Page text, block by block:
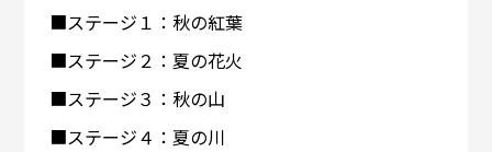
■ステージ１：秋の紅葉
■ステージ２：夏の花火
■ステージ３：秋の山
■ステージ４：夏の川